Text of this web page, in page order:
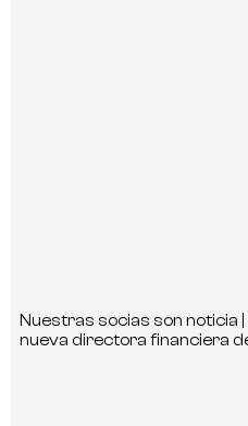
Nuestras socias son noticia
nueva directora financiera